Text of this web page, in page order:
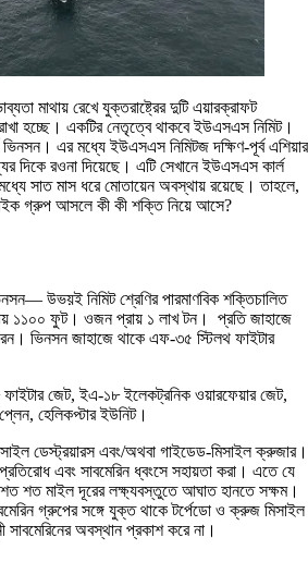
মাথায় রেখে যুক্তরাষ্ট্রের দুটি এয়ারক্রাফট
হচ্ছে। একটির নেতৃত্বে থাকবে ইউএসএস নিমিট।
এর মধ্যে ইউএসএস নিমিটজ দক্ষিণ-পূর্ব এশিয়ার
দিকে রওনা দিয়েছে। এটি সেখানে ইউএসএস কার্ল
সাত মাস ধরে মোতায়েন অবস্থায় রয়েছে। তাহলে,
গ্রুপ আসলে কী কী শক্তি নিয়ে আসে?
উভয়ই নিমিট শ্রেণির পারমাণবিক শক্তিচালিত
১১০০ ফুট। ওজন প্রায় ১ লাখ টন। প্রতি জাহাজে
ভিনসন জাহাজে থাকে এফ-৩৫ স্টিলথ ফাইটার
জেট, ইএ-১৮ ইলেকট্রনিক ওয়ারফেয়ার জেট,
হেলিকপ্টার ইউনিট।
ডেস্ট্রয়ারস এবং/অথবা গাইডেড-মিসাইল ক্রুজার।
প্রতিরোধ এবং সাবমেরিন ধ্বংসে সহায়তা করা। এতে যে
শত শত মাইল দূরের লক্ষ্যবস্তুতে আঘাত হানতে সক্ষম।
গ্রুপের সঙ্গে যুক্ত থাকে টর্পেডো ও ক্রুজ মিসাইল
সাবমেরিনের অবস্থান প্রকাশ করে না।